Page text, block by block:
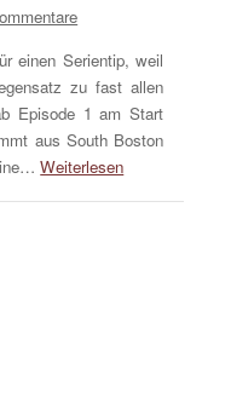
einen Serientip, weil
zu fast allen
Episode 1 am Start
aus South Boston
Weiterlesen